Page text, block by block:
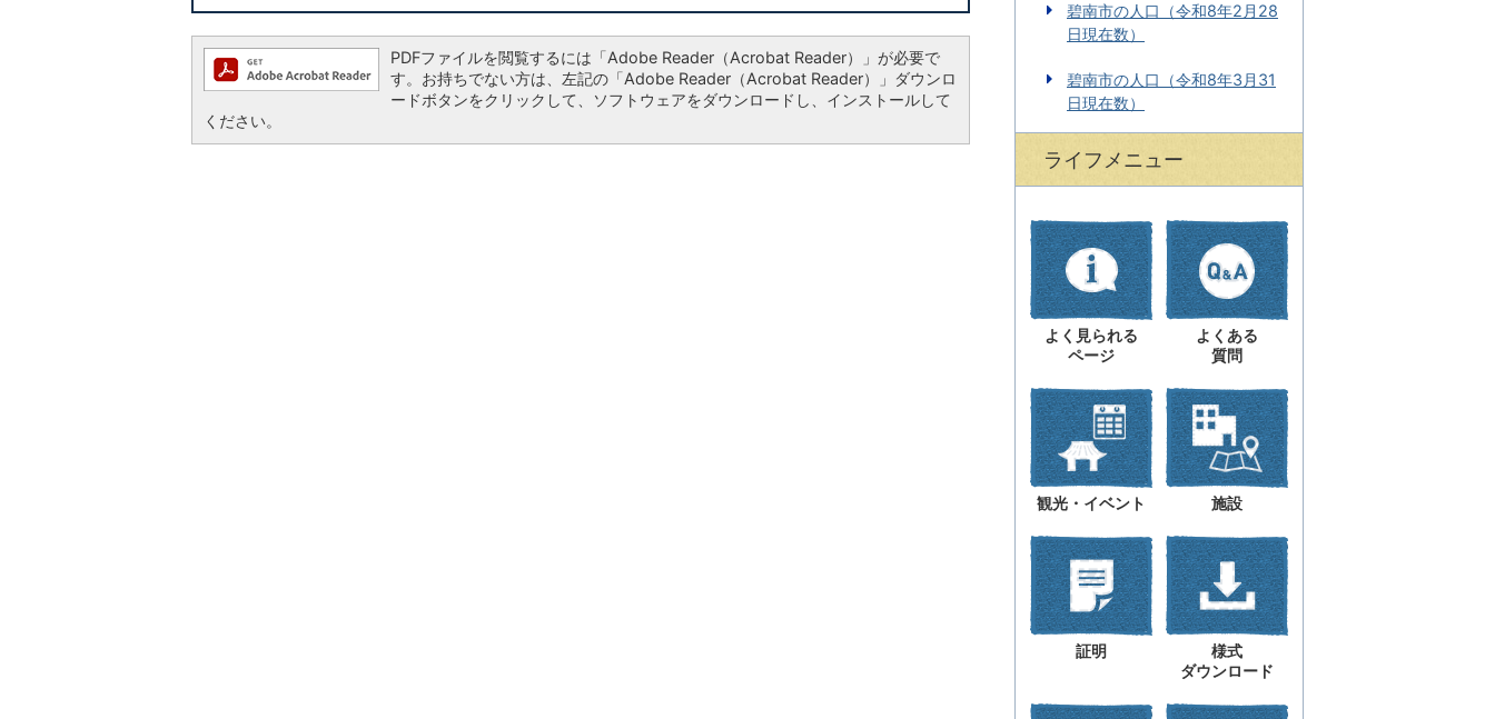
PDFファイルを閲覧するには「Adobe Reader（Acrobat Reader）」が必要で
す。お持ちでない方は、左記の「Adobe Reader（Acrobat Reader）」ダウンロ
ードボタンをクリックして、ソフトウェアをダウンロードし、インストールして
ください。
碧南市の人口（令和8年2月28
日現在数）
碧南市の人口（令和8年3月31
日現在数）
ライフメニュー
よく見られる
ページ
よくある
質問
観光・イベント 施設
証明
様式
ダウンロード